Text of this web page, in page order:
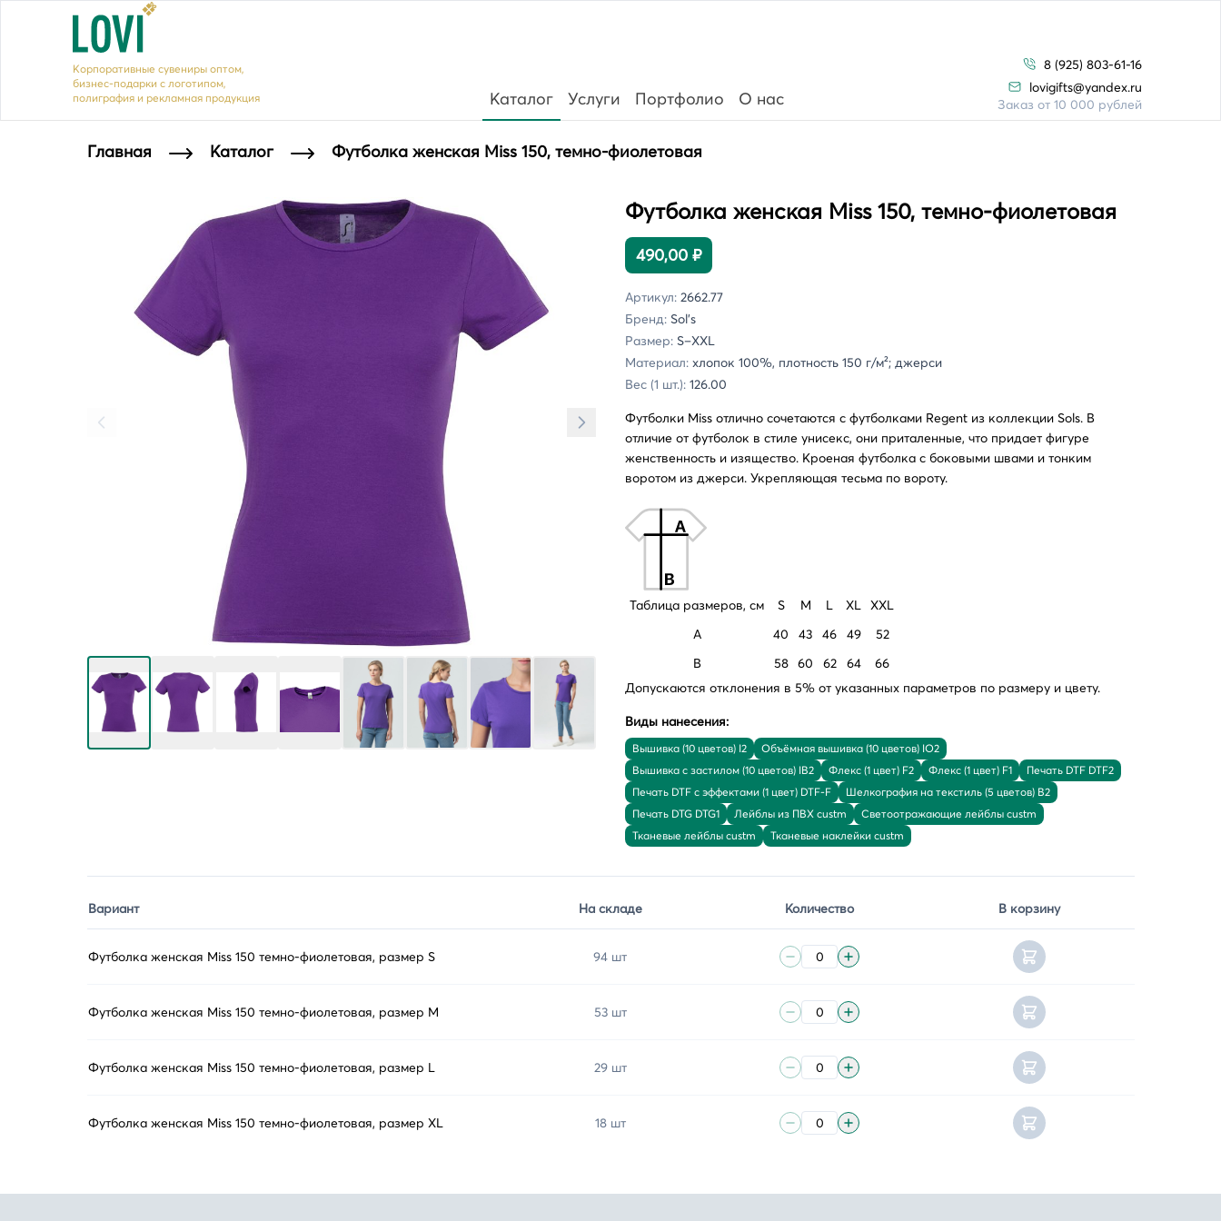
Корпоративные сувениры оптом,
бизнес-подарки с логотипом,
полиграфия и рекламная продукция
Каталог Услуги Портфолио О нас
8 (925) 803-61-16
lovigifts@yandex.ru
Заказ от 10 000 рублей
Главная Каталог Футболка женская Miss 150, темно-фиолетовая
Футболка женская Miss 150, темно-фиолетовая
490,00 ₽
Артикул: 2662.77
Бренд: Sol's
Размер: S–XXL
Материал: хлопок 100%, плотность 150 г/м²; джерси
Вес (1 шт.): 126.00
Футболки Miss отлично сочетаются с футболками Regent из коллекции Sols. В
отличие от футболок в стиле унисекс, они приталенные, что придает фигуре
женственность и изящество. Кроеная футболка с боковыми швами и тонким
воротом из джерси. Укрепляющая тесьма по вороту.
Таблица размеров, см S M L XL XXL
A
40 43 46 49
52
B
58 60 62 64
66
Допускаются отклонения в 5% от указанных параметров по размеру и цвету.
Виды нанесения:
Вышивка (10 цветов) I2
Объёмная вышивка (10 цветов) IO2
Вышивка с застилом (10 цветов) IB2
Флекс (1 цвет) F2 Флекс (1 цвет) F1
Печать DTF DTF2
Печать DTF с эффектами (1 цвет) DTF-F
Шелкография на текстиль (5 цветов) B2
Печать DTG DTG1
Лейблы из ПВХ custm
Светоотражающие лейблы custm
Тканевые лейблы custm
Тканевые наклейки custm
Вариант На складе Количество В корзину
Футболка женская Miss 150 темно-фиолетовая, размер S 94 шт
Футболка женская Miss 150 темно-фиолетовая, размер M 53 шт
Футболка женская Miss 150 темно-фиолетовая, размер L 29 шт
Футболка женская Miss 150 темно-фиолетовая, размер XL 18 шт